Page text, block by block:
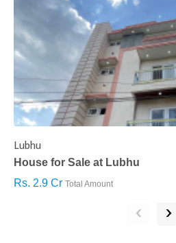
Lubhu
House for Sale at Lubhu
Rs. 2.9 Cr Total Amount
‹ ›